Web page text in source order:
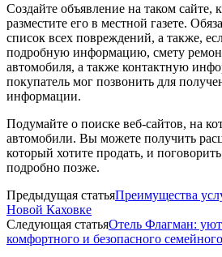
Создайте объявление на таком сайте,
разместите его в местной газете.
список всех повреждений, а также,
подробную информацию, смету
автомобиля, а также контактную
покупатель мог позвонить для
информации.
Подумайте о поиске веб-сайтов, на
автомобили. Вы можете получить
который хотите продать, и
подробно позже.
Предыдущая статьяПреимущества
Новой Каховке
Следующая статьяОтель Флагман:
комфортного и безопасного